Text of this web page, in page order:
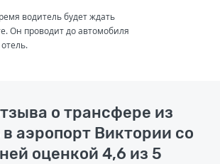
водитель будет ждать
Он проводит до автомобиля
о трансфере из
аэропорт Виктории со
оценкой 4,6 из 5